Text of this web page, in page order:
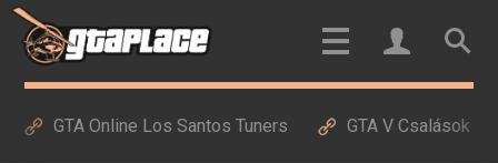
GTA Online Los Santos Tuners GTA V Csalások